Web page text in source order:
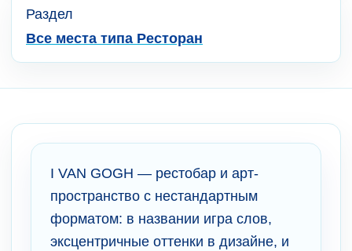
Раздел
Все места типа Ресторан
I VAN GOGH — рестобар и арт-
пространство с нестандартным
форматом: в названии игра слов,
эксцентричные оттенки в дизайне, и